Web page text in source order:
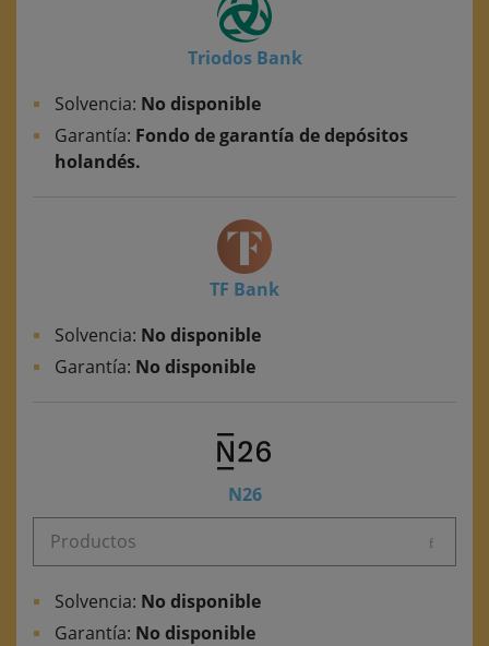
Triodos Bank
Solvencia: No disponible
Garantía: Fondo de garantía de depósitos
holandés.
TF Bank
Solvencia: No disponible
Garantía: No disponible
N26
Productos
Solvencia: No disponible
Garantía: No disponible